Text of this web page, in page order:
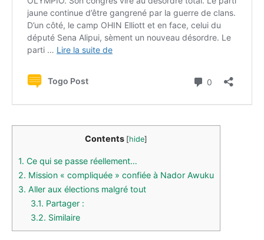
Contents [hide]
1. Ce qui se passe réellement…
2. Mission « compliquée » confiée à Nador Awuku
3. Aller aux élections malgré tout
3.1. Partager :
3.2. Similaire